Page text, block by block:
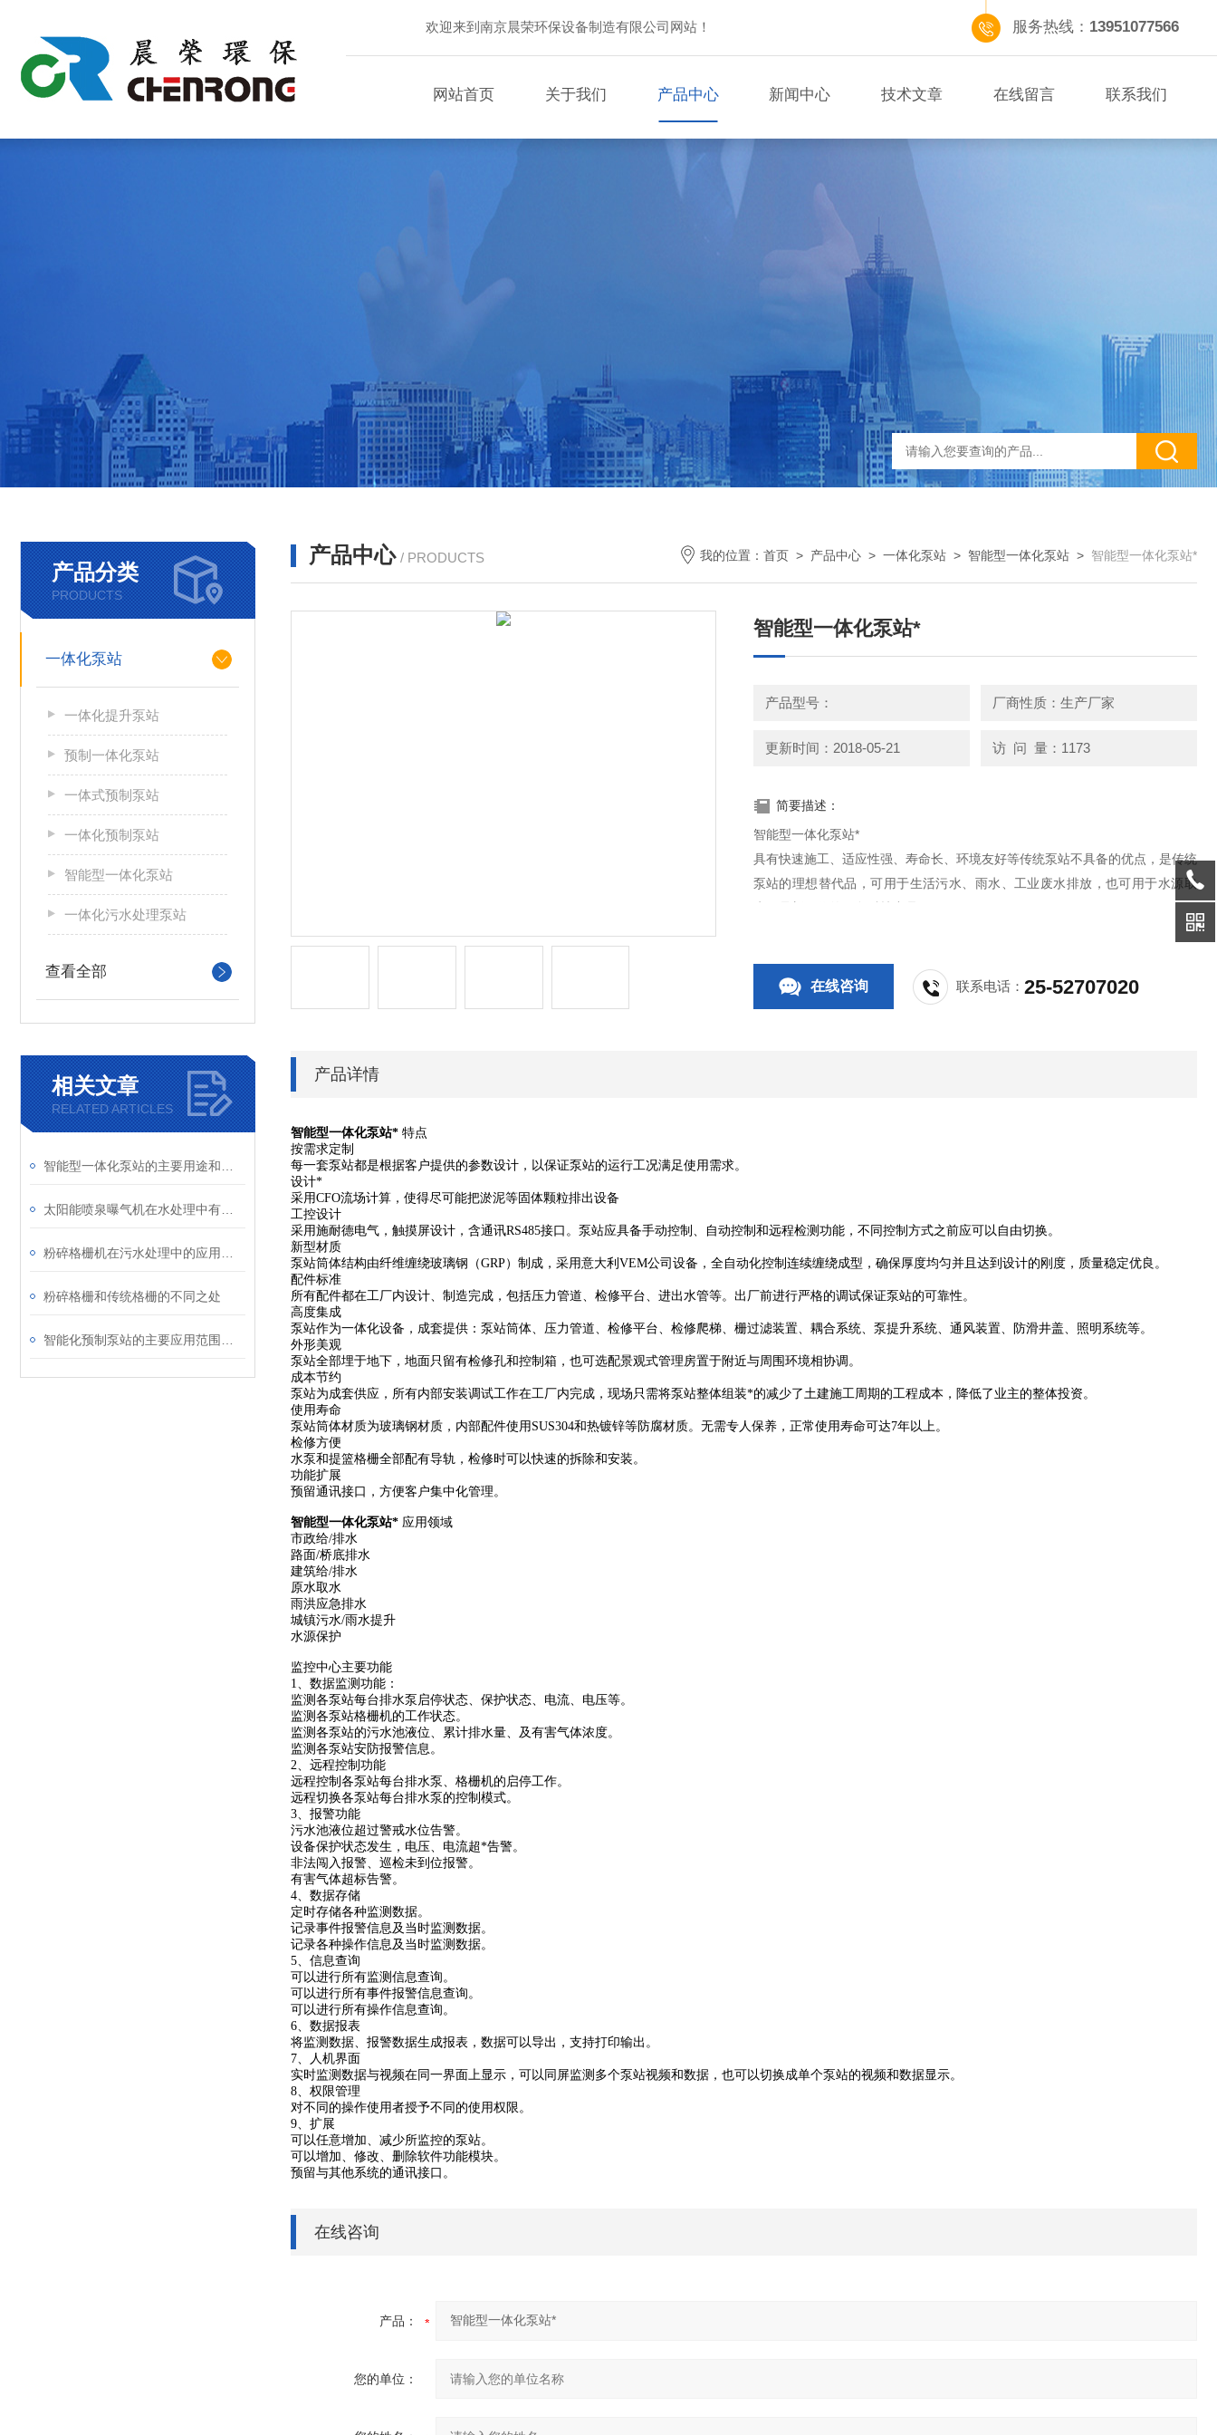
欢迎来到南京晨荣环保设备制造有限公司网站！ 服务热线： 13951077566
网站首页 关于我们 产品中心 新闻中心 技术文章 在线留言 联系我们
产品分类
PRODUCTS
一体化泵站
一体化提升泵站
预制一体化泵站
一体式预制泵站
一体化预制泵站
智能型一体化泵站
一体化污水处理泵站
查看全部
相关文章
RELATED ARTICLES
粉碎格栅和传统格栅的不同之处
产品中心 / PRODUCTS 我的位置： 首页 > 产品中心 > 一体化泵站 > 智能型一体化泵站 > 智能型一体化泵站*
智能型一体化泵站*
产品型号： 厂商性质：生产厂家
更新时间：2018-05-21 访 问 量：1173
简要描述：
智能型一体化泵站*
具有快速施工、适应性强、寿命长、环境友好等传统泵站不具备的优点，是传统
泵站的理想替代品，可用于生活污水、雨水、工业废水排放，也可用于水源取
水，是新一代的绿色科技产品。
在线咨询 联系电话： 25-52707020
产品详情
智能型一体化泵站* 特点
按需求定制
每一套泵站都是根据客户提供的参数设计，以保证泵站的运行工况满足使用需求。
设计*
采用CFO流场计算，使得尽可能把淤泥等固体颗粒排出设备
工控设计
采用施耐德电气，触摸屏设计，含通讯RS485接口。泵站应具备手动控制、自动控制和远程检测功能，不同控制方式之前应可以自由切换。
新型材质
泵站筒体结构由纤维缠绕玻璃钢（GRP）制成，采用意大利VEM公司设备，全自动化控制连续缠绕成型，确保厚度均匀并且达到设计的刚度，质量稳定优良。
配件标准
所有配件都在工厂内设计、制造完成，包括压力管道、检修平台、进出水管等。出厂前进行严格的调试保证泵站的可靠性。
高度集成
泵站作为一体化设备，成套提供：泵站筒体、压力管道、检修平台、检修爬梯、栅过滤装置、耦合系统、泵提升系统、通风装置、防滑井盖、照明系统等。
外形美观
泵站全部埋于地下，地面只留有检修孔和控制箱，也可选配景观式管理房置于附近与周围环境相协调。
成本节约
泵站为成套供应，所有内部安装调试工作在工厂内完成，现场只需将泵站整体组装*的减少了土建施工周期的工程成本，降低了业主的整体投资。
使用寿命
泵站筒体材质为玻璃钢材质，内部配件使用SUS304和热镀锌等防腐材质。无需专人保养，正常使用寿命可达7年以上。
检修方便
水泵和提篮格栅全部配有导轨，检修时可以快速的拆除和安装。
功能扩展
预留通讯接口，方便客户集中化管理。
智能型一体化泵站* 应用领域
市政给/排水
路面/桥底排水
建筑给/排水
原水取水
雨洪应急排水
城镇污水/雨水提升
水源保护
监控中心主要功能
1、数据监测功能：
监测各泵站每台排水泵启停状态、保护状态、电流、电压等。
监测各泵站格栅机的工作状态。
监测各泵站的污水池液位、累计排水量、及有害气体浓度。
监测各泵站安防报警信息。
2、远程控制功能
远程控制各泵站每台排水泵、格栅机的启停工作。
远程切换各泵站每台排水泵的控制模式。
3、报警功能
污水池液位超过警戒水位告警。
设备保护状态发生，电压、电流超*告警。
非法闯入报警、巡检未到位报警。
有害气体超标告警。
4、数据存储
定时存储各种监测数据。
记录事件报警信息及当时监测数据。
记录各种操作信息及当时监测数据。
5、信息查询
可以进行所有监测信息查询。
可以进行所有事件报警信息查询。
可以进行所有操作信息查询。
6、数据报表
将监测数据、报警数据生成报表，数据可以导出，支持打印输出。
7、人机界面
实时监测数据与视频在同一界面上显示，可以同屏监测多个泵站视频和数据，也可以切换成单个泵站的视频和数据显示。
8、权限管理
对不同的操作使用者授予不同的使用权限。
9、扩展
可以任意增加、减少所监控的泵站。
可以增加、修改、删除软件功能模块。
预留与其他系统的通讯接口。
在线咨询
产品：
您的单位：